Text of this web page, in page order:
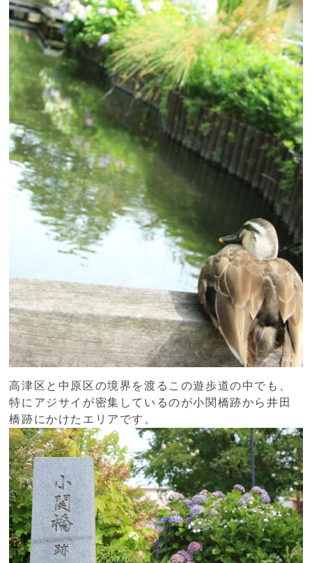
高津区と中原区の境界を渡るこの遊歩道の中でも、
特にアジサイが密集しているのが小関橋跡から井田
橋跡にかけたエリアです。